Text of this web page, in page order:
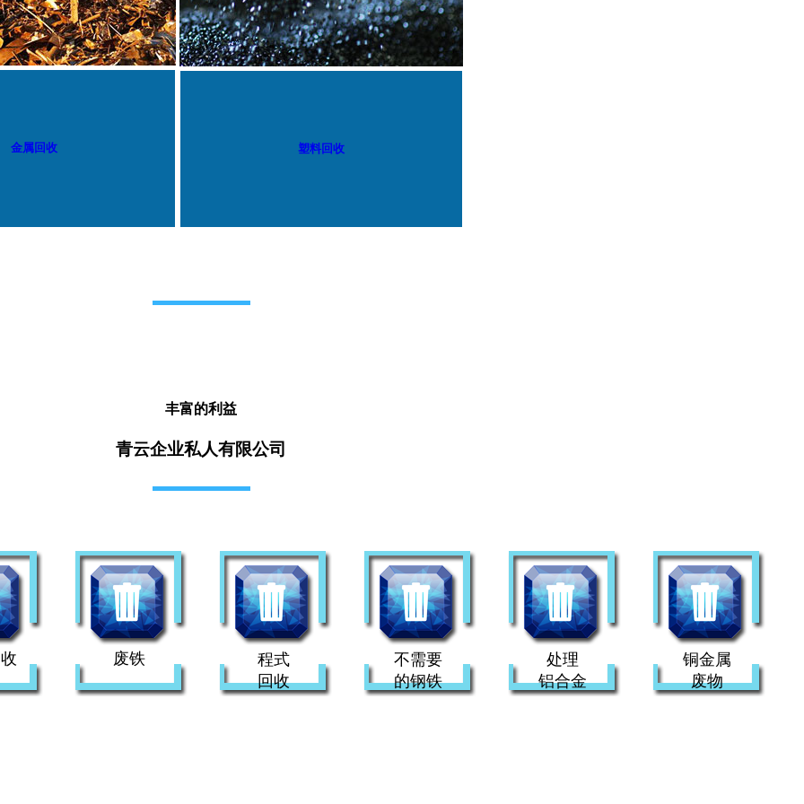
金属回收 塑料回收
丰富的利益
青云企业私人有限公司
废铁
程式
回收
不需要
的钢铁
处理
铝合金
铜金属
废物